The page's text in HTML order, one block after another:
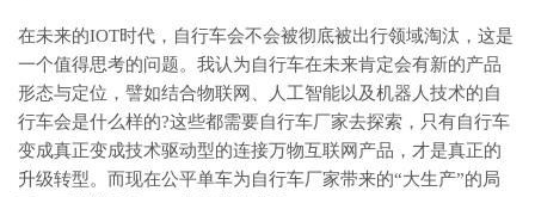
在未来的IOT时代，自行车会不会被彻底被出行领域淘汰，这是
一个值得思考的问题。我认为自行车在未来肯定会有新的产品
形态与定位，譬如结合物联网、人工智能以及机器人技术的自
行车会是什么样的?这些都需要自行车厂家去探索，只有自行车
变成真正变成技术驱动型的连接万物互联网产品，才是真正的
升级转型。而现在公平单车为自行车厂家带来的“大生产”的局